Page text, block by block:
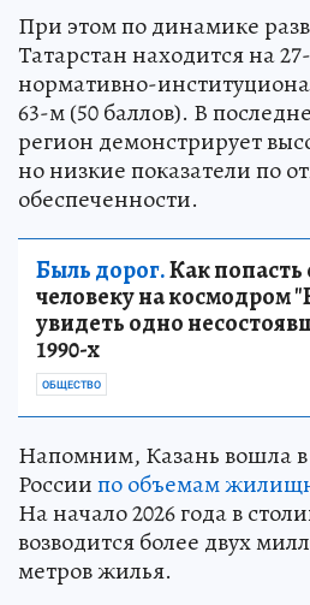
При этом по динамике
Татарстан находится на
нормативно-
63-м (50 баллов). В
регион демонстрирует
но низкие показатели по
обеспеченности.
Быль дорог.Как
человеку на космодром
увидеть одно
1990-х
ОБЩЕСТВО
Напомним, Казань вошла в
Россиипо объемам
На начало 2026 года в
возводится более двух
метров жилья.